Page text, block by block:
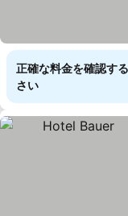
正確な料金を確認す
さい